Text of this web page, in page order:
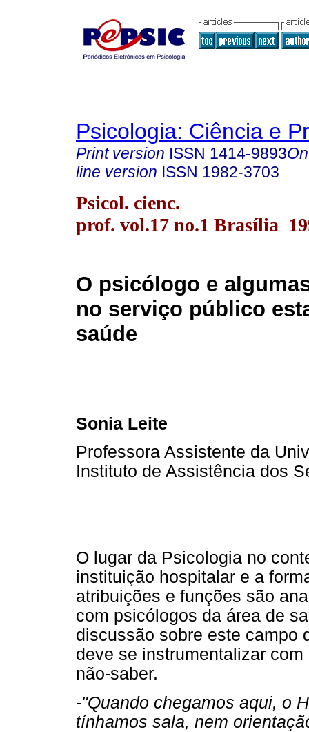
Psicologia: Ciência e
Print version ISSN 1414-9893
line version ISSN 1982-3703
Psicol. cienc.
prof. vol.17 no.1 Brasília
O psicólogo e
no serviço público
saúde
Sonia Leite
Professora Assistente da
Instituto de Assistência dos
O lugar da Psicologia no
instituição hospitalar e a
atribuições e funções são
com psicólogos da área de
discussão sobre este campo
deve se instrumentalizar
não-saber.
-"Quando chegamos aqui, o
tínhamos sala, nem